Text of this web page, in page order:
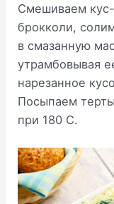
Смешиваем
брокколи,
в смазанную
утрамбовывая
нарезанное
Посыпаем
при 180 С.